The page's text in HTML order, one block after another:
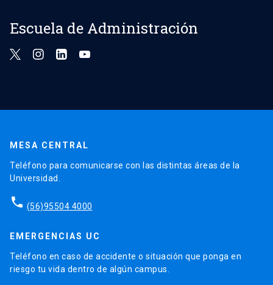
Escuela de Administración
MESA CENTRAL
Teléfono para comunicarse con las distintas áreas de la
Universidad.
phone (56)95504 4000
EMERGENCIAS UC
Teléfono en caso de accidente o situación que ponga en
riesgo tu vida dentro de algún campus.